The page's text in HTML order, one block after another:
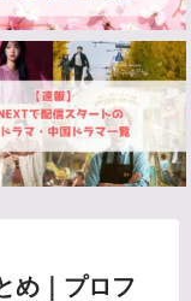
め｜プロフ